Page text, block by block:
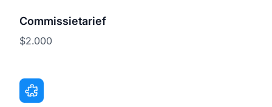
Commissietarief
$2.000